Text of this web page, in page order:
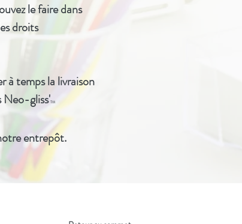
le faire dans
droits
à temps la livraison
Neo-gliss'TM
entrepôt.